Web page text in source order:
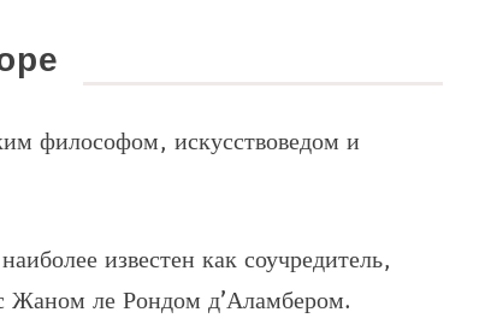
философом, искусствоведом и
известен как соучредитель,
Жаном ле Рондом д’Аламбером.